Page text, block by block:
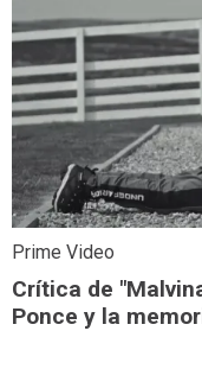
Prime Video
Crítica de
Ponce y la